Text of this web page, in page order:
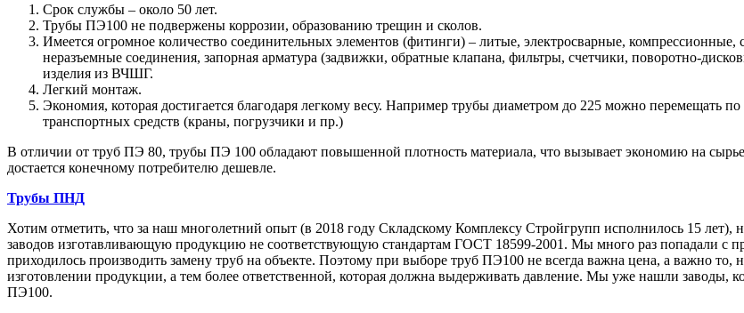
Срок службы – около 50 лет.
Трубы ПЭ100 не подвержены коррозии, образованию трещин и сколов.
Имеется огромное количество соединительных элементов (фитинги) – литые, электросварные,
неразъемные соединения, запорная арматура (задвижки, обратные клапана, фильтры, счетчики, поворотно-
изделия из ВЧШГ.
Легкий монтаж.
Экономия, которая достигается благодаря легкому весу. Например трубы диаметром до 225 можно перемещать
транспортных средств (краны, погрузчики и пр.)
В отличии от труб ПЭ 80, трубы ПЭ 100 обладают повышенной плотность материала, что вызывает экономию на
достается конечному потребителю дешевле.
Трубы ПНД
Хотим отметить, что за наш многолетний опыт (в 2018 году Складскому Комплексу Стройгрупп исполнилось 15 лет),
заводов изготавливающую продукцию не соответствующую стандартам ГОСТ 18599-2001. Мы много раз попадали с
приходилось производить замену труб на объекте. Поэтому при выборе труб ПЭ100 не всегда важна цена, а важно то,
изготовлении продукции, а тем более ответственной, которая должна выдерживать давление. Мы уже нашли заводы,
ПЭ100.